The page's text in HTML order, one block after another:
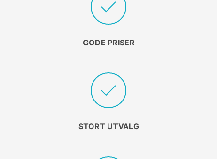
GODE PRISER
STORT UTVALG